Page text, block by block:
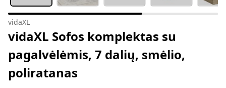
vidaXL
vidaXL Sofos komplektas su
pagalvėlėmis, 7 dalių, smėlio,
poliratanas